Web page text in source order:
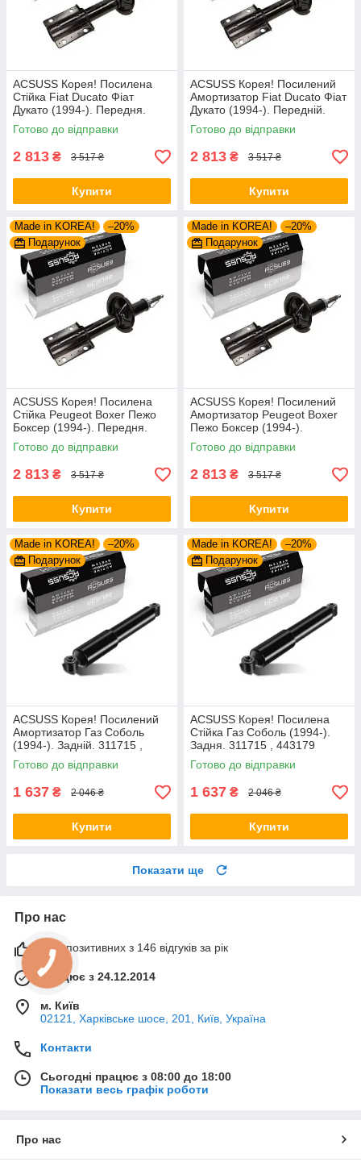
ACSUSS Корея! Посилена
Стійка Fiat Ducato Фіат
Дукато (1994-). Передня.
Шток 25mm. 280975 , 635853
Готово до відправки
2 813 ₴ 3 517 ₴
Купити
ACSUSS Корея! Посилений
Амортизатор Fiat Ducato Фіат
Дукато (1994-). Передній.
Шток 25mm. 280975 , 635853
Готово до відправки
2 813 ₴ 3 517 ₴
Купити
Made in KOREA!
–20%
Подарунок
ACSUSS Корея! Посилена
Стійка Peugeot Boxer Пежо
Боксер (1994-). Передня.
Шток 25mm. 280975 , 635853
Готово до відправки
2 813 ₴ 3 517 ₴
Купити
Made in KOREA!
–20%
Подарунок
ACSUSS Корея! Посилений
Амортизатор Peugeot Boxer
Пежо Боксер (1994-).
Передній. Шток 25mm.
280975 , 635853
Готово до відправки
2 813 ₴ 3 517 ₴
Купити
Made in KOREA!
–20%
Подарунок
ACSUSS Корея! Посилений
Амортизатор Газ Соболь
(1994-). Задній. 311715 ,
443179
Готово до відправки
1 637 ₴ 2 046 ₴
Купити
Made in KOREA!
–20%
Подарунок
ACSUSS Корея! Посилена
Стійка Газ Соболь (1994-).
Задня. 311715 , 443179
Готово до відправки
1 637 ₴ 2 046 ₴
Купити
Показати ще
Про нас
99% позитивних з 146 відгуків за рік
Працює з 24.12.2014
м. Київ
02121, Харківське шосе, 201, Київ, Україна
Контакти
Сьогодні працює з 08:00 до 18:00
Показати весь графік роботи
Про нас